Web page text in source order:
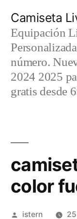
contenido
Camiseta
Equipación
número.
2024 2025
gratis desde
color
Publicado
istern